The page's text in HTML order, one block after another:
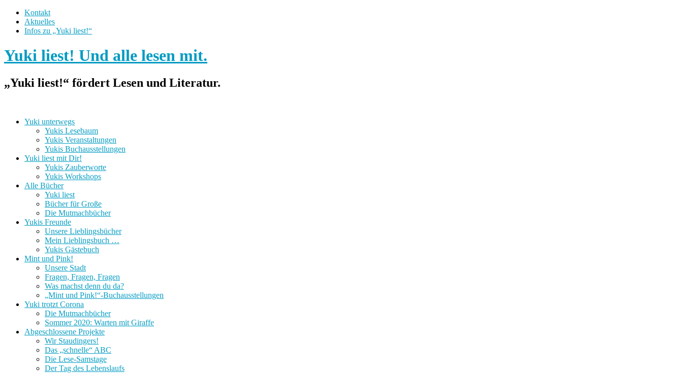
Kontakt
Aktuelles
Infos zu „Yuki liest!“
Yuki liest! Und alle lesen mit.
„Yuki liest!“ fördert Lesen und Literatur.
Yuki unterwegs
Yukis Lesebaum
Yukis Veranstaltungen
Yukis Buchausstellungen
Yuki liest mit Dir!
Yukis Zauberworte
Yukis Workshops
Alle Bücher
Yuki liest
Bücher für Große
Die Mutmachbücher
Yukis Freunde
Unsere Lieblingsbücher
Mein Lieblingsbuch …
Yukis Gästebuch
Mint und Pink!
Unsere Stadt
Fragen, Fragen, Fragen
Was machst denn du da?
„Mint und Pink!“-Buchausstellungen
Yuki trotzt Corona
Die Mutmachbücher
Sommer 2020: Warten mit Giraffe
Abgeschlossene Projekte
Wir Staudingers!
Das „schnelle“ ABC
Die Lese-Samstage
Der Tag des Lebenslaufs